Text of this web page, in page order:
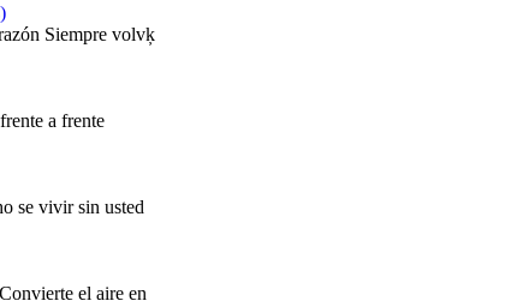
Siempre volvķ
a frente
se vivir sin usted
el aire en